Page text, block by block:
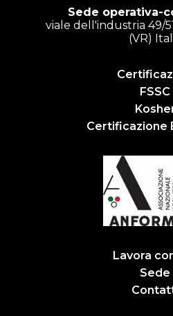
Sede operativa-
viale dell'industria 49/
(VR)
FSSC
Certificazione
Lavora
Sede